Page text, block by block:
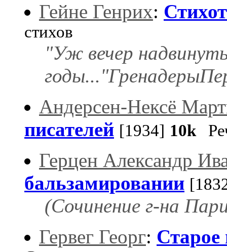
Гейне Генрих:
стихов
"Уж вечер
Андерсен-Нексё
писателей [1934] 10k
Герцен Александр
бальзамировании
(Сочинение г-на
Гервег Георг: Старое